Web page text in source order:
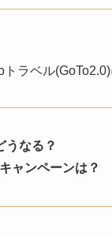
ラベル
うなる？
ャンペーンは？